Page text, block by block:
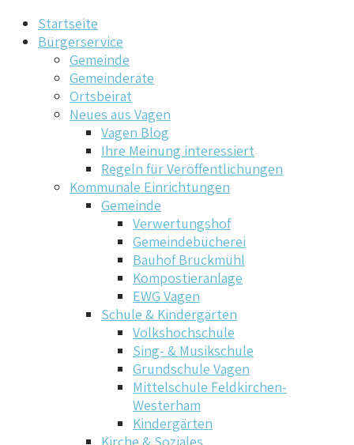
Startseite
Bürgerservice
Gemeinde
Gemeinderäte
Ortsbeirat
Neues aus Vagen
Vagen Blog
Ihre Meinung interessiert
Regeln für Veröffentlichungen
Kommunale Einrichtungen
Gemeinde
Verwertungshof
Gemeindebücherei
Bauhof Bruckmühl
Kompostieranlage
EWG Vagen
Schule & Kindergärten
Volkshochschule
Sing- & Musikschule
Grundschule Vagen
Mittelschule Feldkirchen-
Westerham
Kindergärten